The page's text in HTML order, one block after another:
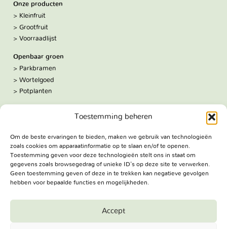
Toestemming beheren
Om de beste ervaringen te bieden, maken we gebruik van technologieën
zoals cookies om apparaatinformatie op te slaan en/of te openen.
Toestemming geven voor deze technologieën stelt ons in staat om
gegevens zoals browsegedrag of unieke ID's op deze site te verwerken.
Geen toestemming geven of deze in te trekken kan negatieve gevolgen
hebben voor bepaalde functies en mogelijkheden.
Accept
Onze producten
Kleinfruit
Grootfruit
Voorraadlijst
Openbaar groen
Parkbramen
Wortelgoed
Potplanten
Volg ons:
Facebook
Bezoekadres
Haringweg 3A
2975 LB Ottoland